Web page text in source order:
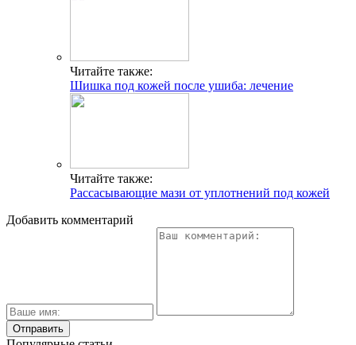
Читайте также:
Шишка под кожей после ушиба: лечение
Читайте также:
Рассасывающие мази от уплотнений под кожей
Добавить комментарий